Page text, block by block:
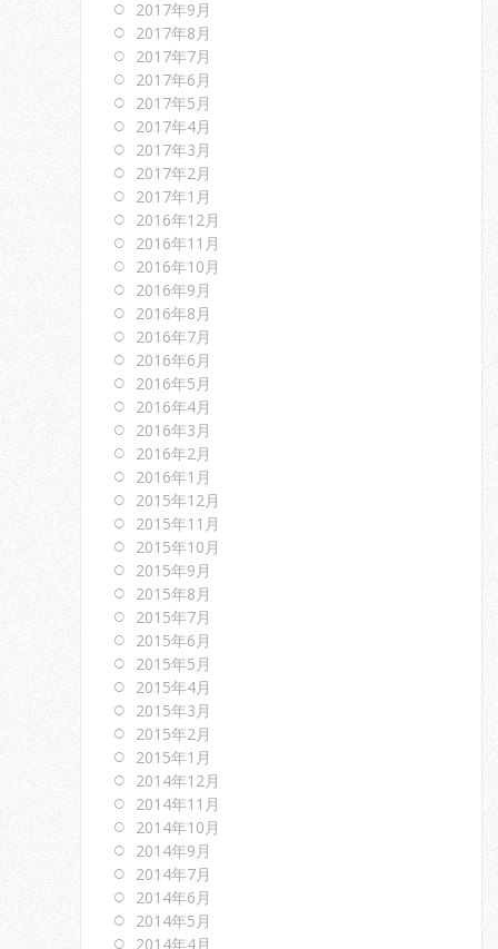
2017年9月
2017年8月
2017年7月
2017年6月
2017年5月
2017年4月
2017年3月
2017年2月
2017年1月
2016年12月
2016年11月
2016年10月
2016年9月
2016年8月
2016年7月
2016年6月
2016年5月
2016年4月
2016年3月
2016年2月
2016年1月
2015年12月
2015年11月
2015年10月
2015年9月
2015年8月
2015年7月
2015年6月
2015年5月
2015年4月
2015年3月
2015年2月
2015年1月
2014年12月
2014年11月
2014年10月
2014年9月
2014年7月
2014年6月
2014年5月
2014年4月